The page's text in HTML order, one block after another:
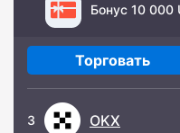
Бонус 10 000
Торговать
3 OKX